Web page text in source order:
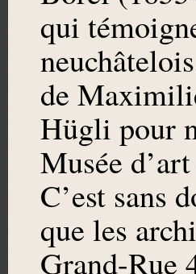
qui
de
Hügli pour
Musée
C’est sans
que les
Grand-Rue